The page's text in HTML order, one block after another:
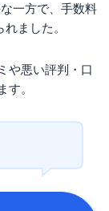
一方で、手数料
ました。
や悪い評判・口
す。